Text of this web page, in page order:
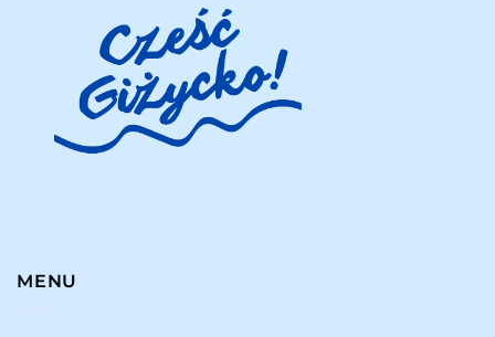
MENU